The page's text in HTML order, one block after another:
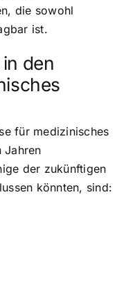
die sowohl
ist.
den
für medizinisches
Jahren
der zukünftigen
könnten, sind: